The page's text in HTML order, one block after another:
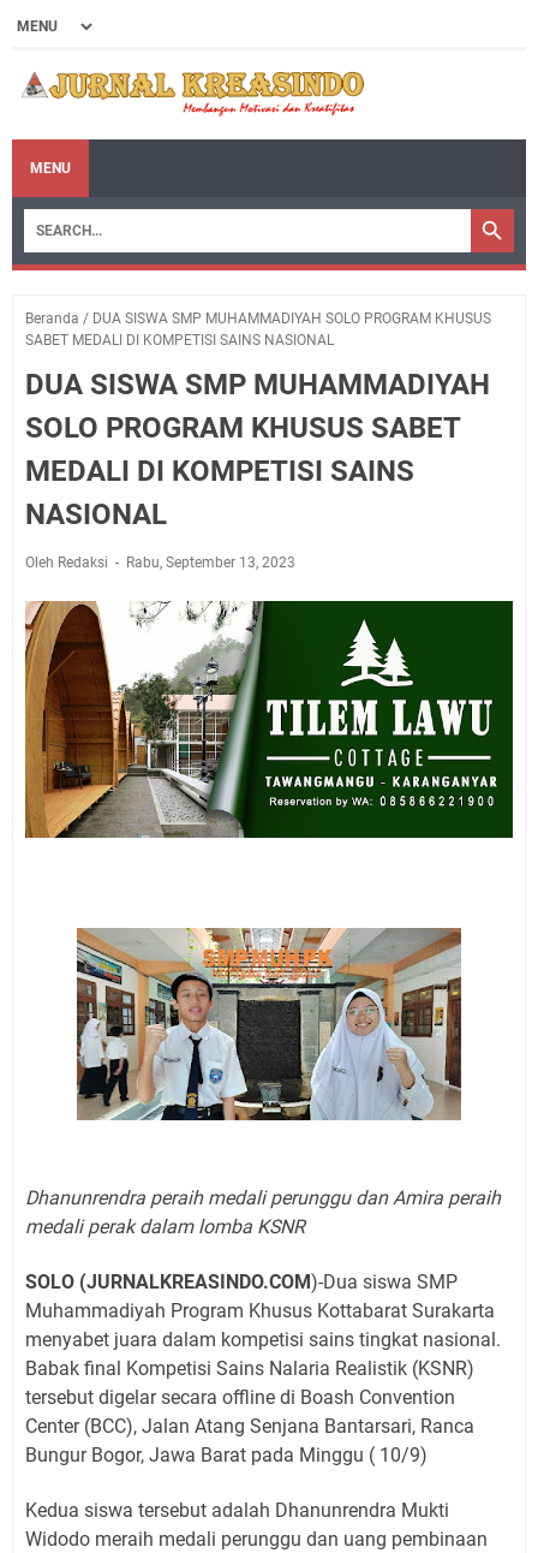
MENU
Beranda / DUA SISWA SMP MUHAMMADIYAH SOLO PROGRAM KHUSUS
SABET MEDALI DI KOMPETISI SAINS NASIONAL
DUA SISWA SMP MUHAMMADIYAH
SOLO PROGRAM KHUSUS SABET
MEDALI DI KOMPETISI SAINS
NASIONAL
Oleh Redaksi Rabu, September 13, 2023
Dhanunrendra peraih medali perunggu dan Amira peraih
medali perak dalam lomba KSNR
SOLO (JURNALKREASINDO.COM)-Dua siswa SMP
Muhammadiyah Program Khusus Kottabarat Surakarta
menyabet juara dalam kompetisi sains tingkat nasional.
Babak final Kompetisi Sains Nalaria Realistik (KSNR)
tersebut digelar secara offline di Boash Convention
Center (BCC), Jalan Atang Senjana Bantarsari, Ranca
Bungur Bogor, Jawa Barat pada Minggu ( 10/9)
Kedua siswa tersebut adalah Dhanunrendra Mukti
Widodo meraih medali perunggu dan uang pembinaan